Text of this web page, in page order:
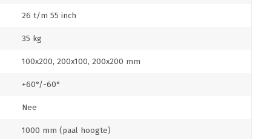
26 t/m 55 inch
35 kg
100x200, 200x100, 200x200 mm
+60°/-60°
Nee
1000 mm (paal hoogte)